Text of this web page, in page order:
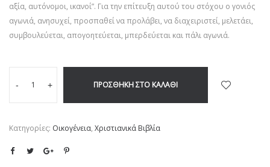
αξία, αυτόνομοι, ικανοί”. Για την επίτευξη αυτού του στόχου ο γονιός
αγωνιά, ανησυχεί, προσπαθεί να προλάβει, να διαχειριστεί, μελετάει,
συμβουλεύεται, απογοητεύεται, μπερδεύεται και πάλι αγωνιά.
- + ΠΡΟΣΘΉΚΗ ΣΤΟ ΚΑΛΆΘΙ
Κατηγορίες: Οικογένεια, Χριστιανικά Βιβλία